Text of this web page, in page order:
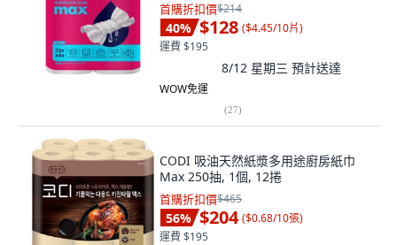
首購折扣價$214
40% $128 ($4.45/10片)
運費 $195
8/12 星期三 預計送達
WOW免運
(27)
CODI 吸油天然紙漿多用途廚房紙巾
Max 250抽, 1個, 12捲
首購折扣價$465
56% $204 ($0.68/10張)
運費 $195